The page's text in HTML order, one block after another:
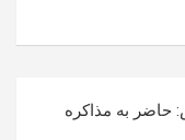
حاضر به مذاکره